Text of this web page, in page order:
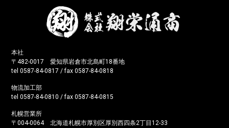
本社
〒482-0017 愛知県岩倉市北島町18番地
tel 0587-84-0817 / fax 0587-84-0818
物流加工部
tel 0587-84-0810 / fax 0587-84-0815
札幌営業所
〒004-0064 北海道札幌市厚別区厚別西四条2丁目12-33